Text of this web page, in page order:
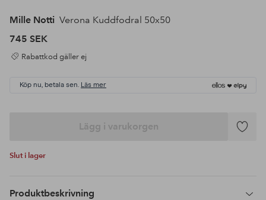
Mille Notti Verona Kuddfodral 50x50
745 SEK
Rabattkod gäller ej
Köp nu, betala sen. Läs mer
Lägg i varukorgen
Lägg
Slut i lager
Produktbeskrivning